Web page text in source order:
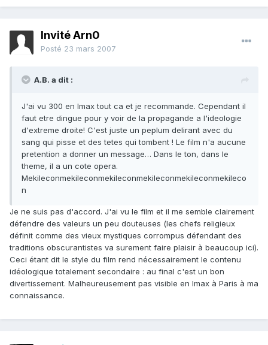
Invité Arn0
Posté 23 mars 2007
A.B. a dit :
J'ai vu 300 en Imax tout ca et je recommande. Cependant il
faut etre dingue pour y voir de la propagande a l'ideologie
d'extreme droite! C'est juste un peplum delirant avec du
sang qui pisse et des tetes qui tombent ! Le film n'a aucune
pretention a donner un message… Dans le ton, dans le
theme, il a un cote opera.
Mekileconmekileconmekileconmekileconmekileconmekileco
n
Je ne suis pas d'accord. J'ai vu le film et il me semble clairement
défendre des valeurs un peu douteuses (les chefs religieux
définit comme des vieux mystiques corrompus défendant des
traditions obscurantistes va surement faire plaisir à beaucoup ici).
Ceci étant dit le style du film rend nécessairement le contenu
idéologique totalement secondaire : au final c'est un bon
divertissement. Malheureusement pas visible en Imax à Paris à ma
connaissance.